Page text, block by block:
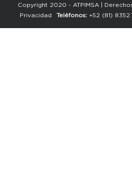
Copyright 2020 - ATPIMSA |
Privacidad
Teléfonos: +52 (81)